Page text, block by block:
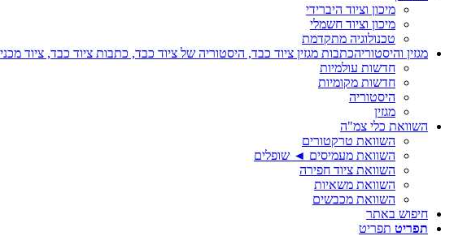
מיכון וציוד היברידי
מיכון וציוד חשמלי
טכנולוגיה מתקדמת
מגזין והיסטוריהכתבות מגזין ציוד כבד, היסטוריה של ציוד כבד, כתבות ציוד כבד, ציוד
חדשות עולמיות
חדשות מקומיות
היסטוריה
מגזין
השוואת כלי צמ"ה
השוואת טרקטורים
השוואת מעמיסים ◄ שופלים
השוואת ציוד חפירה
השוואת משאיות
השוואת מכבשים
חיפוש באתר
תפריט תפריט